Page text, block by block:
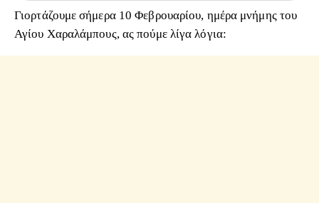
Γιορτάζουμε σήμερα 10 Φεβρουαρίου, ημέρα μνήμης του
Αγίου Χαραλάμπους, ας πούμε λίγα λόγια: